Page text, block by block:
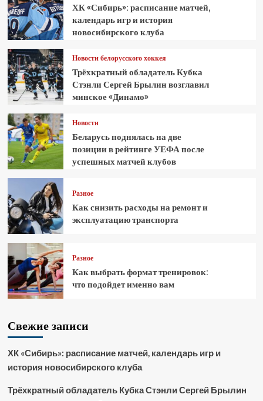
ХК «Сибирь»: расписание матчей,
календарь игр и история
новосибирского клуба
Новости белорусского хоккея
Трёхкратный обладатель Кубка
Стэнли Сергей Брылин возглавил
минское «Динамо»
Новости
Беларусь поднялась на две
позиции в рейтинге УЕФА после
успешных матчей клубов
Разное
Как снизить расходы на ремонт и
эксплуатацию транспорта
Разное
Как выбрать формат тренировок:
что подойдет именно вам
Свежие записи
ХК «Сибирь»: расписание матчей, календарь игр и
история новосибирского клуба
Трёхкратный обладатель Кубка Стэнли Сергей Брылин